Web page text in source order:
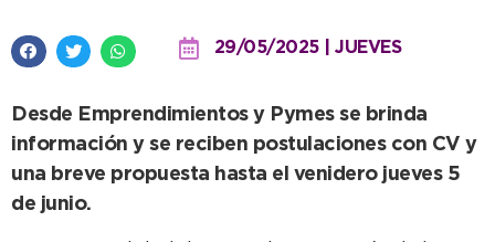
29/05/2025 | JUEVES
Desde Emprendimientos y Pymes se brinda
información y se reciben postulaciones con CV y
una breve propuesta hasta el venidero jueves 5
de junio.